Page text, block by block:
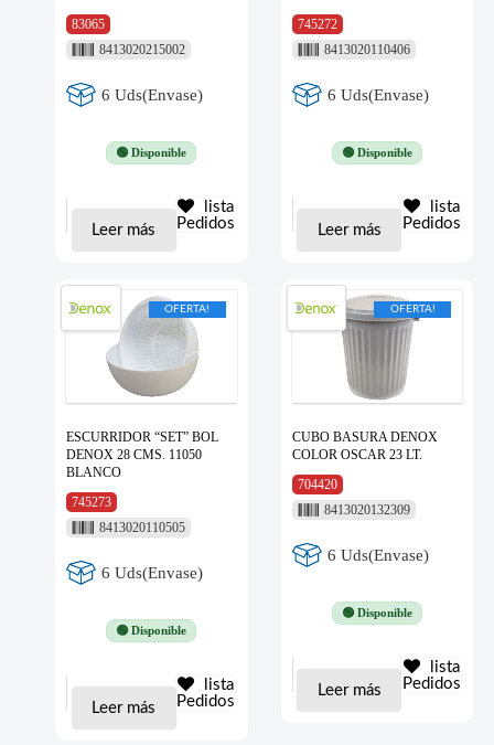
83065
8413020215002
6 Uds(Envase)
🟢 Disponible
Leer más
lista
Pedidos
745272
8413020110406
6 Uds(Envase)
🟢 Disponible
Leer más
lista
Pedidos
OFERTA!
ESCURRIDOR “SET” BOL
DENOX 28 CMS. 11050
BLANCO
745273
8413020110505
6 Uds(Envase)
🟢 Disponible
Leer más
lista
Pedidos
OFERTA!
CUBO BASURA DENOX
COLOR OSCAR 23 LT.
704420
8413020132309
6 Uds(Envase)
🟢 Disponible
Leer más
lista
Pedidos